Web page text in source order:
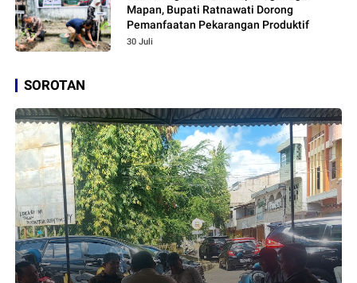
Mapan, Bupati Ratnawati Dorong
Pemanfaatan Pekarangan Produktif
30 Juli
SOROTAN